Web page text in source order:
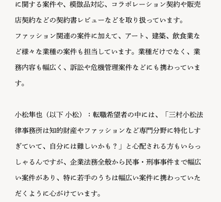
に関する案件や、模倣品対応、コラボレーション契約や販売
店契約などの契約書レビューなどを取り扱っています。
ファッション関連の案件に加えて、アート、建築、飲食業な
ど様々な業種の案件も担当しています。業種だけでなく、業
務内容も幅広く、訴訟や危機管理案件などにも携わっていま
す。
小松隼也（以下 小松）：転職希望者の中には、「三村小松法
律事務所は知的財産やファッションなど専門分野に特化しす
ぎていて、自分には難しいかも？」と心配される方もいらっ
しゃるんですが、企業法務全般から民事・刑事事件まで幅広
い案件があり、特に若手のうちは幅広い案件に携わっていた
だくように心がけています。